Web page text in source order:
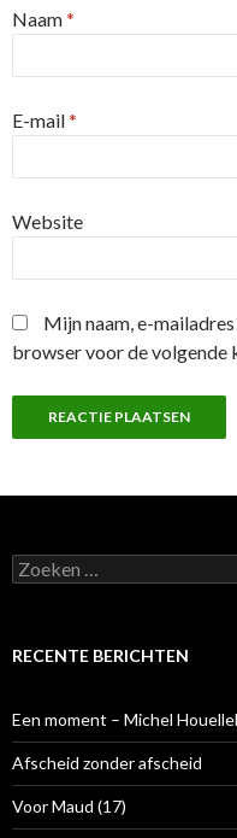
Naam*
E-mail*
Website
Mijn naam, e-
browser voor de volgende
Z
o
e
a
a
r
:
RECENTE BERICHTEN
Een moment – Michel
Afscheid zonder afscheid
Voor Maud (17)